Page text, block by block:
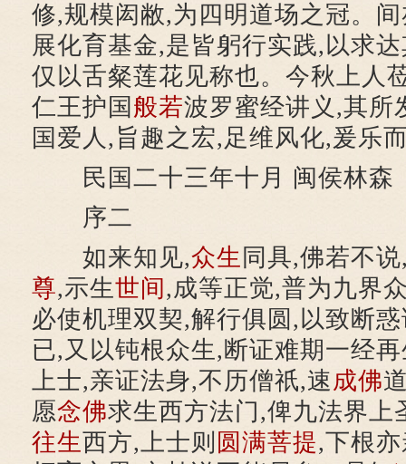
修,规模闳敝,为四明道场之冠。
展化育基金,是皆躬行实践,以求
仅以舌粲莲花见称也。今秋上人
仁王护国 般若波罗蜜经讲义,其所
国爱人,旨趣之宏,足维风化,爰乐
民国二十三年十月 闽侯林森
序二
如来知见,众生 同具,佛若不
尊,示生世间 ,成等正觉,普为九界
必使机理双契,解行俱圆,以致断
已,又以钝根众生,断证难期一经
上士,亲证法身,不历僧祇,速成佛
愿念佛求生西方法门,俾九法界上
往生西方,上士则 圆满菩提,下根